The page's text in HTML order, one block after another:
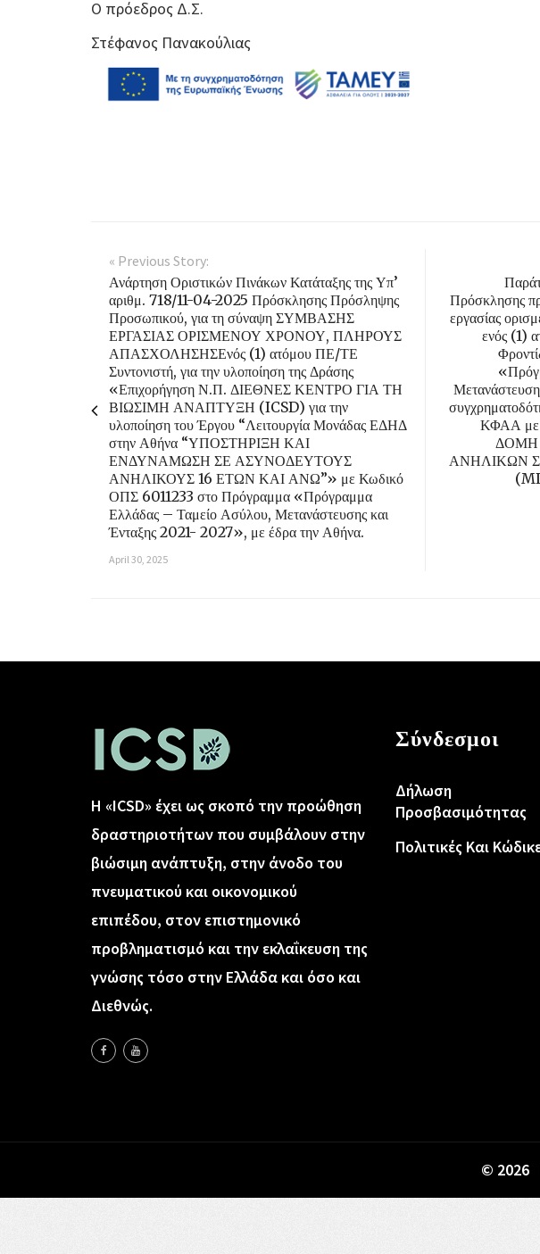
Ο πρόεδρος Δ.Σ.
Στέφανος Πανακούλιας
« Previous Story:
Ανάρτηση Οριστικών Πινάκων Κατάταξης της Υπ’
αριθμ. 718/11-04-2025 Πρόσκλησης Πρόσληψης
Προσωπικού, για τη σύναψη ΣΥΜΒΑΣΗΣ
ΕΡΓΑΣΙΑΣ ΟΡΙΣΜΕΝΟΥ ΧΡΟΝΟΥ, ΠΛΗΡΟΥΣ
ΑΠΑΣΧΟΛΗΣΗΣΕνός (1) ατόμου ΠΕ/ΤΕ
Συντονιστή, για την υλοποίηση της Δράσης
«Επιχορήγηση Ν.Π. ΔΙΕΘΝΕΣ ΚΕΝΤΡΟ ΓΙΑ ΤΗ
ΒΙΩΣΙΜΗ ΑΝΑΠΤΥΞΗ (ICSD) για την
υλοποίηση του Έργου “Λειτουργία Μονάδας ΕΔΗΔ
στην Αθήνα “ΥΠΟΣΤΗΡΙΞΗ ΚΑΙ
ΕΝΔΥΝΑΜΩΣΗ ΣΕ ΑΣΥΝΟΔΕΥΤΟΥΣ
ΑΝΗΛΙΚΟΥΣ 16 ΕΤΩΝ ΚΑΙ ΑΝΩ”» με Κωδικό
ΟΠΣ 6011233 στο Πρόγραμμα «Πρόγραμμα
Ελλάδας – Ταμείο Ασύλου, Μετανάστευσης και
Ένταξης 2021- 2027», με έδρα την Αθήνα.
April 30, 2025
Πρόσκλησης
εργασίας
ενός (1)
ΚΦΑΑ με
ΔΟΜΗ
ΑΝΗΛΙΚΩΝ
Η «ICSD» έχει ως σκοπό την προώθηση
δραστηριοτήτων που συμβάλουν στην
βιώσιμη ανάπτυξη, στην άνοδο του
πνευματικού και οικονομικού
επιπέδου, στον επιστημονικό
προβληματισμό και την εκλαΐκευση της
γνώσης τόσο στην Ελλάδα και όσο και
Διεθνώς.
Σύνδεσμοι
Δήλωση
Προσβασιμότητας
Πολιτικές Και
© 2026